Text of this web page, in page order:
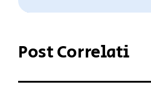
Post Correlati